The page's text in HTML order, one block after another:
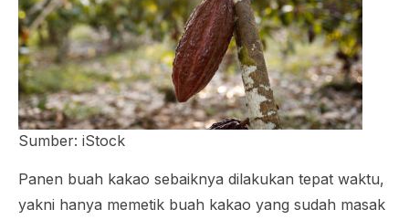
Sumber: iStock
Panen buah kakao sebaiknya dilakukan tepat waktu,
yakni hanya memetik buah kakao yang sudah masak